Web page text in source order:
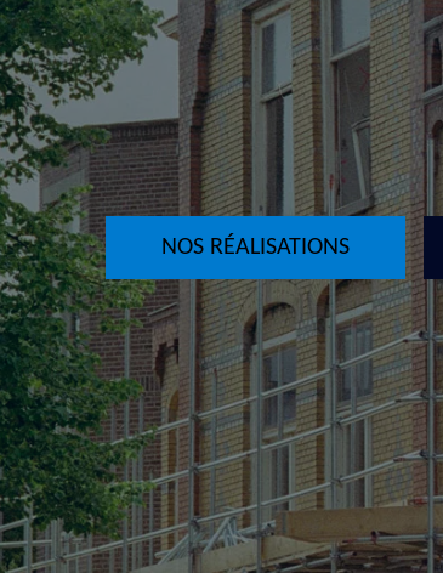
NOS RÉALISATIONS